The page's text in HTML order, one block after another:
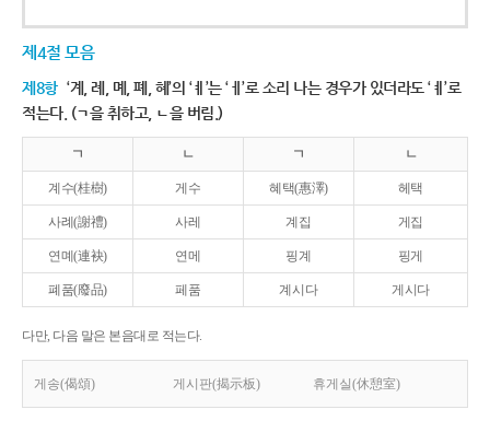
제4절 모음
제8항 ‘계, 례, 몌, 폐, 혜’의 ‘ㅖ’는 ‘ㅔ’로 소리 나는 경우가 있더라도 ‘ㅖ’로
적는다. (ㄱ을 취하고, ㄴ을 버림.)
ㄱ ㄴ ㄱ ㄴ
계수(桂樹) 게수 혜택(惠澤) 헤택
사례(謝禮) 사레 계집 게집
연몌(連袂) 연메 핑계 핑게
폐품(廢品) 페품 계시다 게시다
다만, 다음 말은 본음대로 적는다.
게송(偈頌) 게시판(揭示板) 휴게실(休憩室)